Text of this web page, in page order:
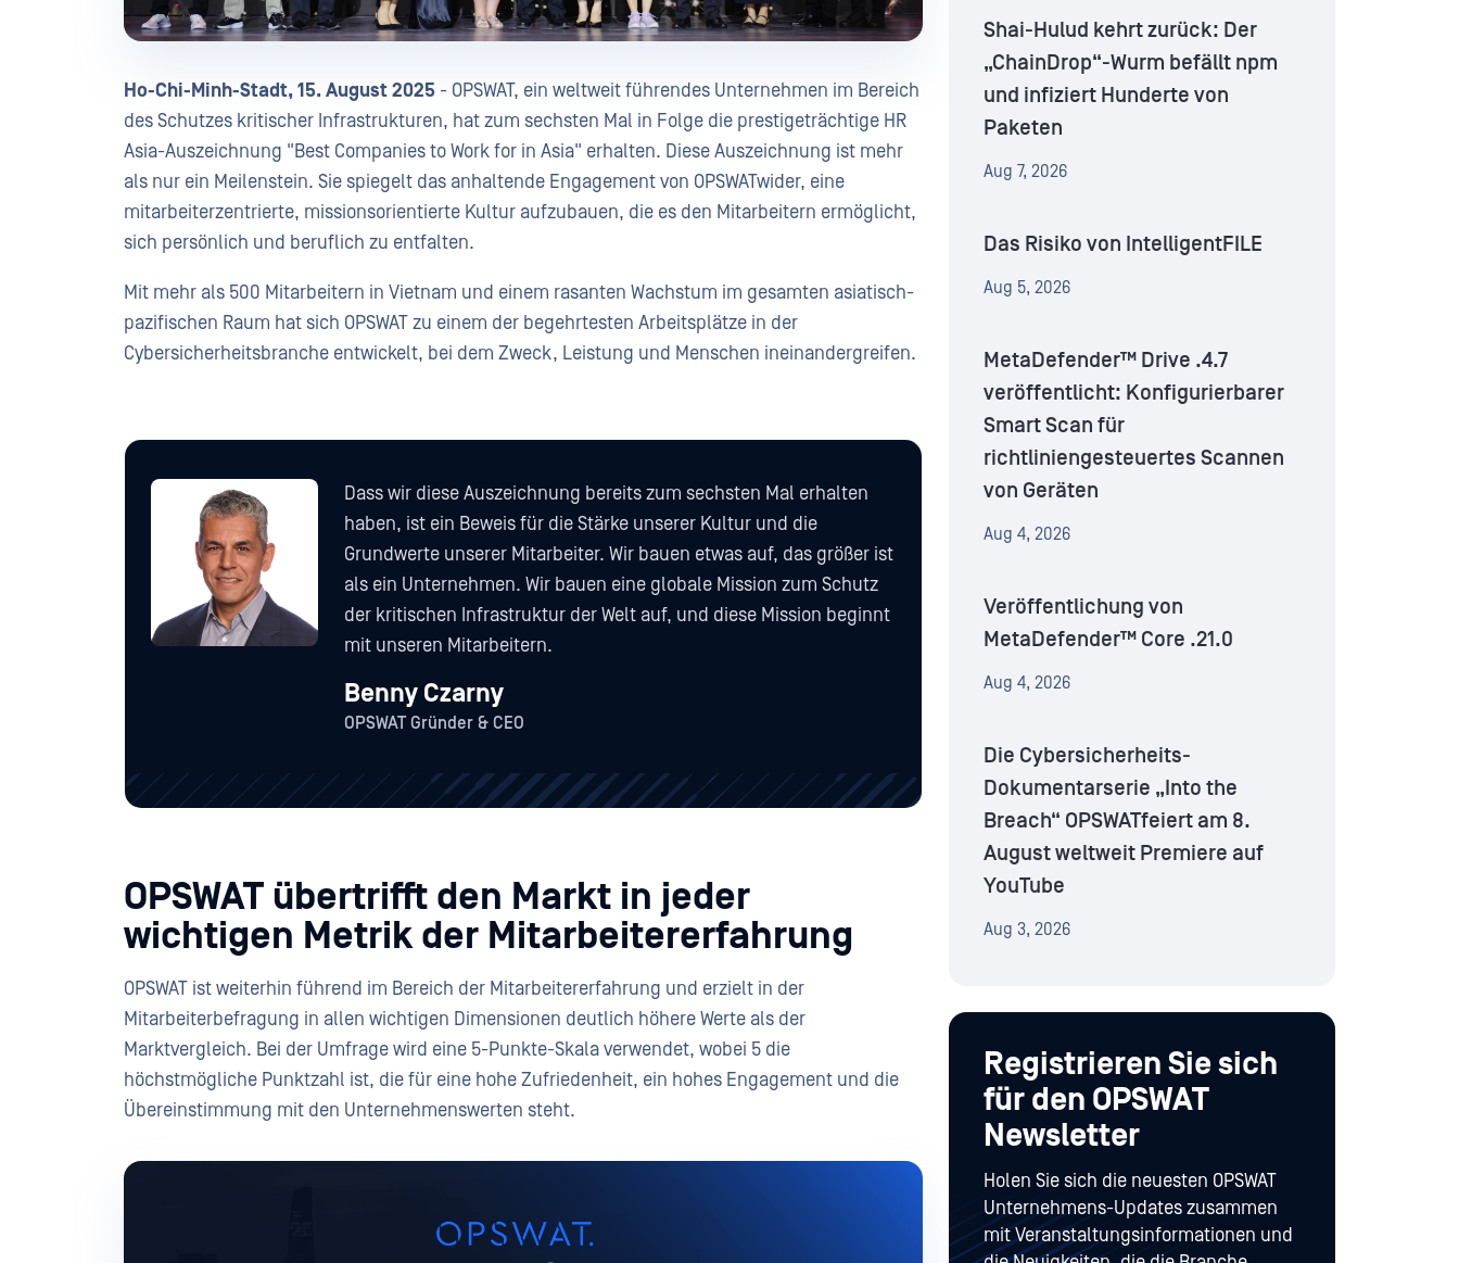
Ho-Chi-Minh-Stadt, 15. August 2025 - OPSWAT, ein weltweit führendes Unternehmen im Bereich
des Schutzes kritischer Infrastrukturen, hat zum sechsten Mal in Folge die prestigeträchtige HR
Asia-Auszeichnung "Best Companies to Work for in Asia" erhalten. Diese Auszeichnung ist mehr
als nur ein Meilenstein. Sie spiegelt das anhaltende Engagement von OPSWATwider, eine
mitarbeiterzentrierte, missionsorientierte Kultur aufzubauen, die es den Mitarbeitern ermöglicht,
sich persönlich und beruflich zu entfalten.
Mit mehr als 500 Mitarbeitern in Vietnam und einem rasanten Wachstum im gesamten asiatisch-
pazifischen Raum hat sich OPSWAT zu einem der begehrtesten Arbeitsplätze in der
Cybersicherheitsbranche entwickelt, bei dem Zweck, Leistung und Menschen ineinandergreifen.
Dass wir diese Auszeichnung bereits zum sechsten Mal erhalten
haben, ist ein Beweis für die Stärke unserer Kultur und die
Grundwerte unserer Mitarbeiter. Wir bauen etwas auf, das größer ist
als ein Unternehmen. Wir bauen eine globale Mission zum Schutz
der kritischen Infrastruktur der Welt auf, und diese Mission beginnt
mit unseren Mitarbeitern.
Benny Czarny
OPSWAT Gründer & CEO
OPSWAT übertrifft den Markt in jeder
wichtigen Metrik der Mitarbeitererfahrung
OPSWAT ist weiterhin führend im Bereich der Mitarbeitererfahrung und erzielt in der
Mitarbeiterbefragung in allen wichtigen Dimensionen deutlich höhere Werte als der
Marktvergleich. Bei der Umfrage wird eine 5-Punkte-Skala verwendet, wobei 5 die
höchstmögliche Punktzahl ist, die für eine hohe Zufriedenheit, ein hohes Engagement und die
Übereinstimmung mit den Unternehmenswerten steht.
Shai-Hulud kehrt zurück: Der
„ChainDrop“-Wurm befällt npm
und infiziert Hunderte von
Paketen
Aug 7, 2026
Das Risiko von IntelligentFILE
Aug 5, 2026
MetaDefender™ Drive .4.7
veröffentlicht: Konfigurierbarer
Smart Scan für
richtliniengesteuertes Scannen
von Geräten
Aug 4, 2026
Veröffentlichung von
MetaDefender™ Core .21.0
Aug 4, 2026
Die Cybersicherheits-
Dokumentarserie „Into the
Breach“ OPSWATfeiert am 8.
August weltweit Premiere auf
YouTube
Aug 3, 2026
Registrieren Sie sich
für den OPSWAT
Newsletter
Holen Sie sich die neuesten OPSWAT
Unternehmens-Updates zusammen
mit Veranstaltungsinformationen und